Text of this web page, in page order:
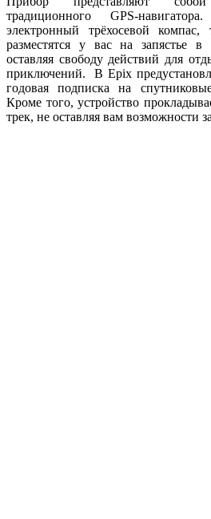
традиционного GPS-
электронный трёхосевой
разместятся у вас на запястье в
оставляя свободу действий для
приключений. В Epix
годовая подписка на
Кроме того, устройство
трек, не оставляя вам возможности